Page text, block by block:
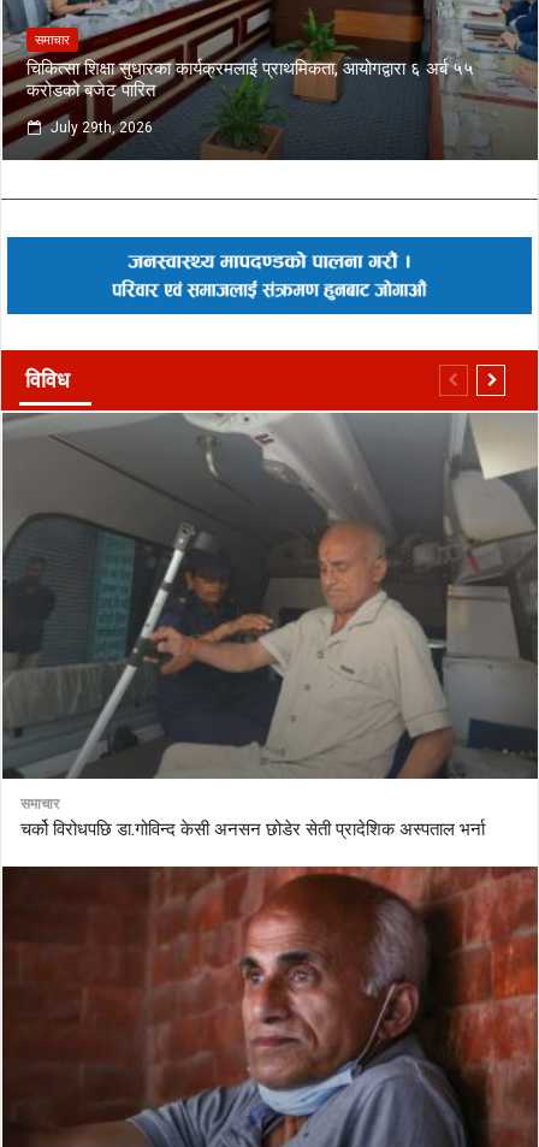
समाचार
चिकित्सा शिक्षा सुधारका कार्यक्रमलाई प्राथमिकता, आयोगद्वारा ६ अर्ब ५५
करोडको बजेट पारित
July 29th, 2026
विविध
समाचार
चर्को विरोधपछि डा.गोविन्द केसी अनसन छोडेर सेती प्रादेशिक अस्पताल भर्ना